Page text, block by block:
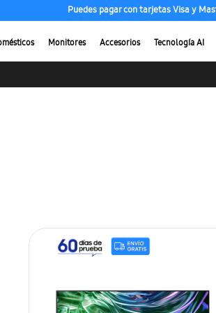
Puedes pagar con tarjetas Visa y
Monitores Accesorios Tecnología AI